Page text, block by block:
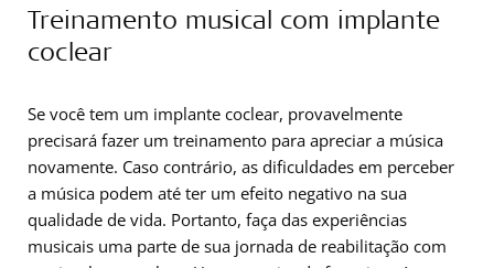
Treinamento musical com implante
coclear
Se você tem um implante coclear, provavelmente
precisará fazer um treinamento para apreciar a música
novamente. Caso contrário, as dificuldades em perceber
a música podem até ter um efeito negativo na sua
qualidade de vida. Portanto, faça das experiências
musicais uma parte de sua jornada de reabilitação com